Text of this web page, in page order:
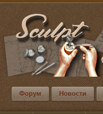
Форум Новости